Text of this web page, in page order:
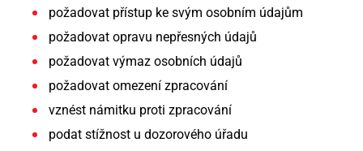
požadovat přístup ke svým osobním údajům
požadovat opravu nepřesných údajů
požadovat výmaz osobních údajů
požadovat omezení zpracování
vznést námitku proti zpracování
podat stížnost u dozorového úřadu